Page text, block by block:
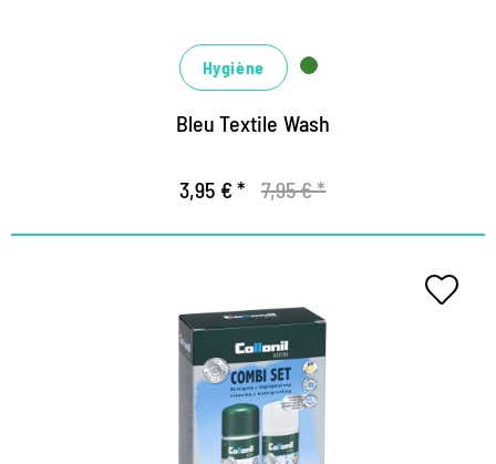
Hygiène
Bleu Textile Wash
3,95 € * 7,95 € *
Cleaning- und Imprägnier-Kit für
Active-Material